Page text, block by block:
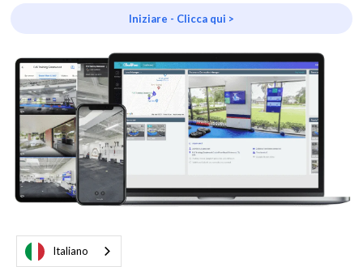
Iniziare - Clicca qui >
Italiano